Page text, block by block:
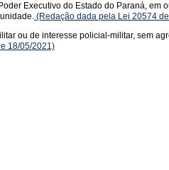
Executivo do Estado do Paraná,
(Redação dada pela Lei 20574
ou de interesse policial-militar, sem
18/05/2021)